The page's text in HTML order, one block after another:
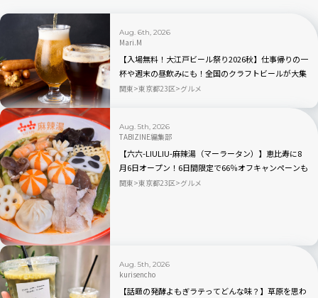
Aug. 6th, 2026
Mari.M
【入場無料！大江戸ビール祭り2026秋】仕事帰りの一
杯や週末の昼飲みにも！全国のクラフトビールが大集
合｜品川
関東 東京都23区 グルメ
Aug. 5th, 2026
TABIZINE編集部
【六六-LIULIU-麻辣湯（マーラータン）】恵比寿に8
月6日オープン！6日間限定で66％オフキャンペーンも
関東 東京都23区 グルメ
Aug. 5th, 2026
kurisencho
【話題の発酵よもぎラテってどんな味？】草原を思わ